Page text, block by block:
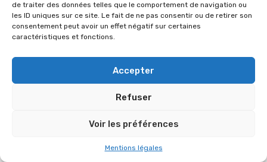
de traiter des données telles que le comportement de navigation ou
les ID uniques sur ce site. Le fait de ne pas consentir ou de retirer son
consentement peut avoir un effet négatif sur certaines
caractéristiques et fonctions.
Accepter
Refuser
Voir les préférences
Mentions légales
© 2026 Im-presse. Tous droits réservés.